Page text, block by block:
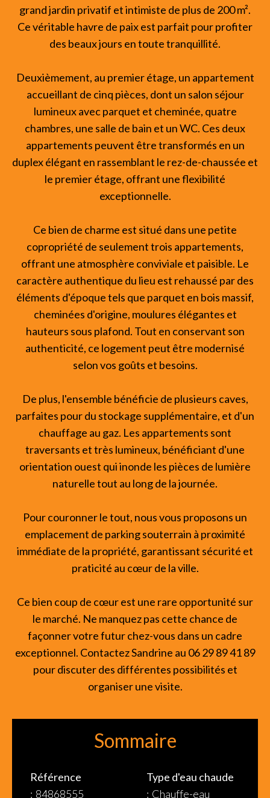
grand jardin privatif et intimiste de plus de 200 m².
Ce véritable havre de paix est parfait pour profiter
des beaux jours en toute tranquillité.
Deuxièmement, au premier étage, un appartement
accueillant de cinq pièces, dont un salon séjour
lumineux avec parquet et cheminée, quatre
chambres, une salle de bain et un WC. Ces deux
appartements peuvent être transformés en un
duplex élégant en rassemblant le rez-de-chaussée et
le premier étage, offrant une flexibilité
exceptionnelle.
Ce bien de charme est situé dans une petite
copropriété de seulement trois appartements,
offrant une atmosphère conviviale et paisible. Le
caractère authentique du lieu est rehaussé par des
éléments d'époque tels que parquet en bois massif,
cheminées d'origine, moulures élégantes et
hauteurs sous plafond. Tout en conservant son
authenticité, ce logement peut être modernisé
selon vos goûts et besoins.
De plus, l'ensemble bénéficie de plusieurs caves,
parfaites pour du stockage supplémentaire, et d'un
chauffage au gaz. Les appartements sont
traversants et très lumineux, bénéficiant d'une
orientation ouest qui inonde les pièces de lumière
naturelle tout au long de la journée.
Pour couronner le tout, nous vous proposons un
emplacement de parking souterrain à proximité
immédiate de la propriété, garantissant sécurité et
praticité au cœur de la ville.
Ce bien coup de cœur est une rare opportunité sur
le marché. Ne manquez pas cette chance de
façonner votre futur chez-vous dans un cadre
exceptionnel. Contactez Sandrine au 06 29 89 41 89
pour discuter des différentes possibilités et
organiser une visite.
Sommaire
Référence
84868555
Type d'eau chaude
Chauffe-eau